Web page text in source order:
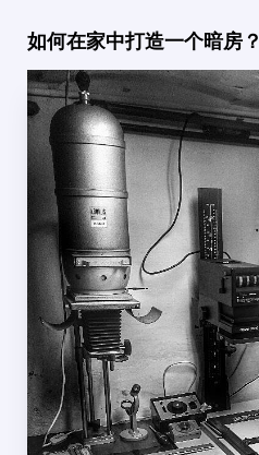
如何在家中打造一个暗房？